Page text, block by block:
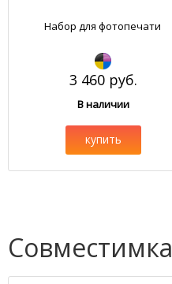
Набор для фотопечати
3 460 руб.
В наличии
купить
Совместимка